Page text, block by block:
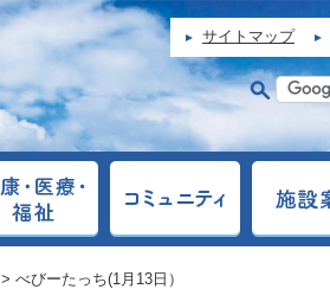
サイトマップ
> べびーたっち(1月13日）